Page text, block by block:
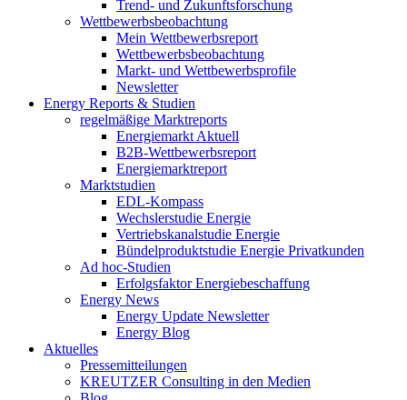
Trend- und Zukunftsforschung
Wettbewerbs­beobachtung
Mein Wettbewerbsreport
Wettbewerbsbeobachtung
Markt- und Wettbewerbsprofile
Newsletter
Energy Reports & Studien
regelmäßige Marktreports
Energiemarkt Aktuell
B2B-Wettbewerbsreport
Energiemarktreport
Marktstudien
EDL-Kompass
Wechslerstudie Energie
Vertriebskanalstudie Energie
Bündelproduktstudie Energie Privatkunden
Ad hoc-Studien
Erfolgsfaktor Energiebeschaffung
Energy News
Energy Update Newsletter
Energy Blog
Aktuelles
Pressemitteilungen
KREUTZER Consulting in den Medien